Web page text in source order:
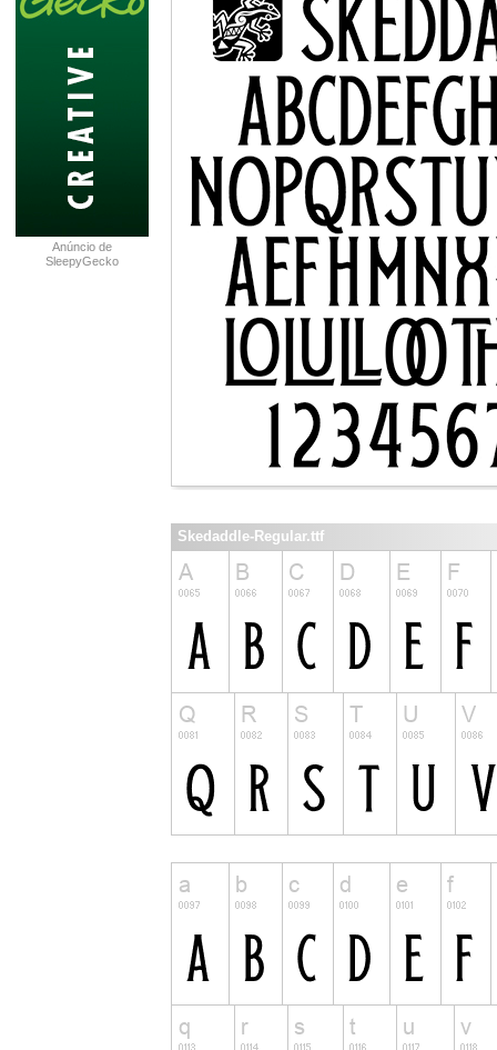
Anúncio de
SleepyGecko
Skedaddle-Regular.ttf